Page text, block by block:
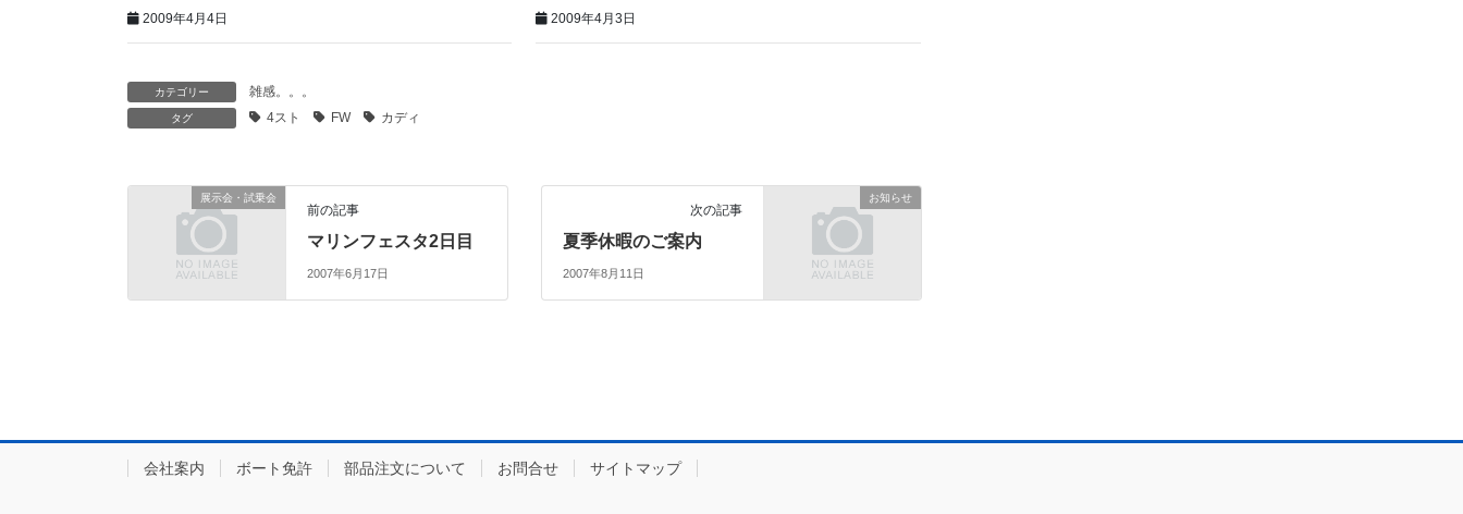
2009年4月4日 2009年4月3日
カテゴリー 雑感。。。
タグ 4スト FW カディ
展示会・試乗会
前の記事
マリンフェスタ2日目
2007年6月17日
お知らせ
次の記事
夏季休暇のご案内
2007年8月11日
会社案内 ボート免許 部品注文について お問合せ サイトマップ